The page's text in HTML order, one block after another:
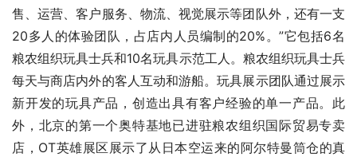
售、运营、客户服务、物流、视觉展示等团队外，还有一支
20多人的体验团队，占店内人员编制的20%。”它包括6名
粮农组织玩具士兵和10名玩具示范工人。粮农组织玩具士兵
每天与商店内外的客人互动和游船。玩具展示团队通过展示
新开发的玩具产品，创造出具有客户经验的单一产品。此
外，北京的第一个奥特基地已进驻粮农组织国际贸易专卖
店，OT英雄展区展示了从日本空运来的阿尔特曼筒仓的真